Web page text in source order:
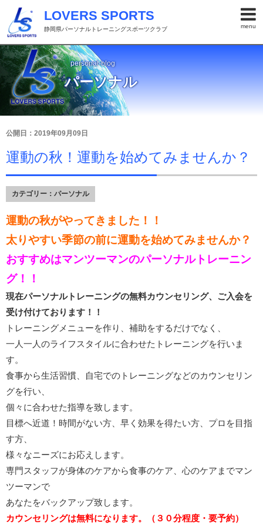
menu
LOVERS SPORTS
静岡県パーソナルトレーニングスポーツクラブ
personal-blog
パーソナル
公開日：2019年09月09日
運動の秋！運動を始めてみませんか？
カテゴリー： パーソナル
運動の秋がやってきました！！
太りやすい季節の前に運動を始めてみませんか？
おすすめはマンツーマンのパーソナルトレーニン
グ！！
現在パーソナルトレーニングの無料カウンセリング、ご入会を
受け付けております！！
トレーニングメニューを作り、補助をするだけでなく、
一人一人のライフスタイルに合わせたトレーニングを行いま
す。
食事から生活習慣、自宅でのトレーニングなどのカウンセリン
グを行い、
個々に合わせた指導を致します。
目標へ近道！時間がない方、早く効果を得たい方、プロを目指
す方、
様々なニーズにお応えします。
専門スタッフが身体のケアから食事のケア、心のケアまでマン
ツーマンで
あなたをバックアップ致します。
カウンセリングは無料になります。（３０分程度・要予約）